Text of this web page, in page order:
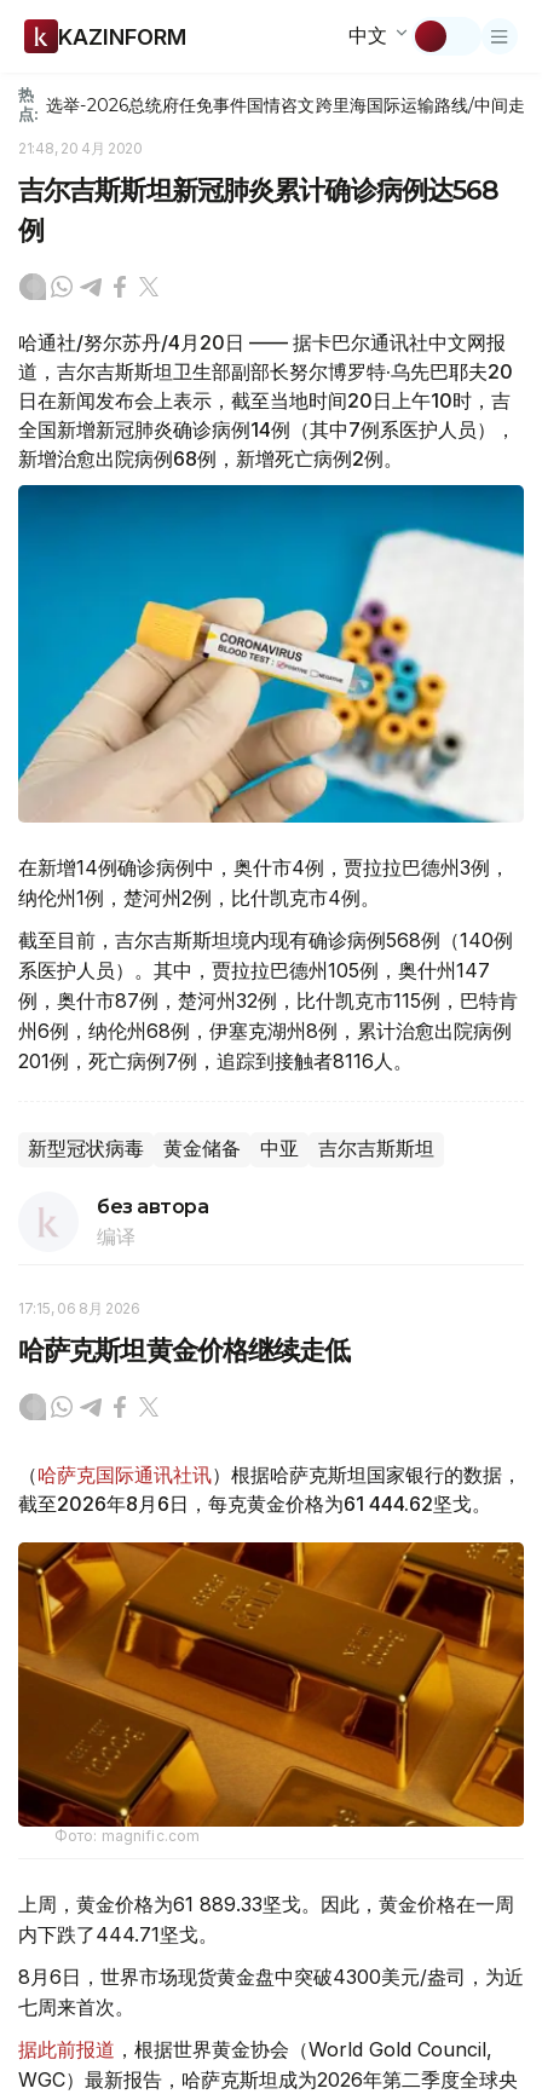
KAZINFORM 中文
热
点: 选举-2026总统府任免事件国情咨文跨里海国际运输路线/中间走廊
21:48, 20 4月 2020
吉尔吉斯斯坦新冠肺炎累计确诊病例达568
例
哈通社/努尔苏丹/4月20日 —— 据卡巴尔通讯社中文网报
道，吉尔吉斯斯坦卫生部副部长努尔博罗特·乌先巴耶夫20
日在新闻发布会上表示，截至当地时间20日上午10时，吉
全国新增新冠肺炎确诊病例14例（其中7例系医护人员），
新增治愈出院病例68例，新增死亡病例2例。
在新增14例确诊病例中，奥什市4例，贾拉拉巴德州3例，
纳伦州1例，楚河州2例，比什凯克市4例。
截至目前，吉尔吉斯斯坦境内现有确诊病例568例（140例
系医护人员）。其中，贾拉拉巴德州105例，奥什州147
例，奥什市87例，楚河州32例，比什凯克市115例，巴特肯
州6例，纳伦州68例，伊塞克湖州8例，累计治愈出院病例
201例，死亡病例7例，追踪到接触者8116人。
新型冠状病毒 黄金储备 中亚 吉尔吉斯斯坦
без автора
编译
17:15, 06 8月 2026
哈萨克斯坦黄金价格继续走低
（哈萨克国际通讯社讯）根据哈萨克斯坦国家银行的数据，
截至2026年8月6日，每克黄金价格为61 444.62坚戈。
Фото: magnific.com
上周，黄金价格为61 889.33坚戈。因此，黄金价格在一周
内下跌了444.71坚戈。
8月6日，世界市场现货黄金盘中突破4300美元/盎司，为近
七周来首次。
据此前报道 ，根据世界黄金协会（World Gold Council,
WGC）最新报告，哈萨克斯坦成为2026年第二季度全球央